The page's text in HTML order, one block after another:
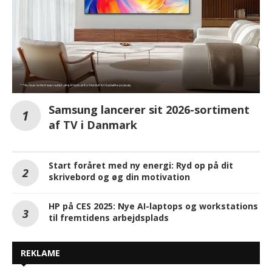
Samsung lancerer sit 2026-sortiment
af TV i Danmark
Start foråret med ny energi: Ryd op på dit
skrivebord og øg din motivation
HP på CES 2025: Nye AI-laptops og workstations
til fremtidens arbejdsplads
REKLAME